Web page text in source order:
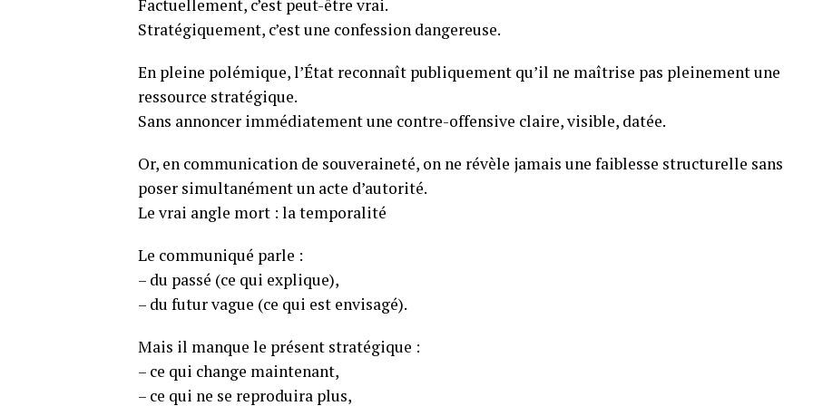
Factuellement, c’est peut-être vrai.
Stratégiquement, c’est une confession dangereuse.
En pleine polémique, l’État reconnaît publiquement qu’il ne maîtrise pas pleinement une
ressource stratégique.
Sans annoncer immédiatement une contre-offensive claire, visible, datée.
Or, en communication de souveraineté, on ne révèle jamais une faiblesse structurelle sans
poser simultanément un acte d’autorité.
Le vrai angle mort : la temporalité
Le communiqué parle :
– du passé (ce qui explique),
– du futur vague (ce qui est envisagé).
Mais il manque le présent stratégique :
– ce qui change maintenant,
– ce qui ne se reproduira plus,